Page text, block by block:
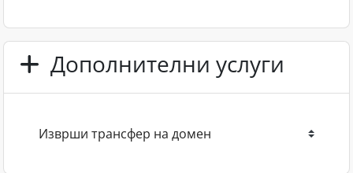
Дополнителни услуги